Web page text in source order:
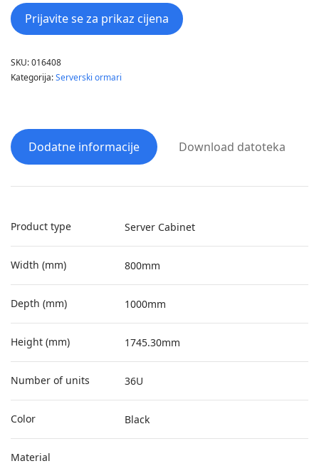
Prijavite se za prikaz cijena
SKU:016408
Kategorija:Serverski ormari
Dodatne informacije Download datoteka
Product type Server Cabinet
Width (mm) 800mm
Depth (mm) 1000mm
Height (mm) 1745.30mm
Number of units 36U
Color Black
Material